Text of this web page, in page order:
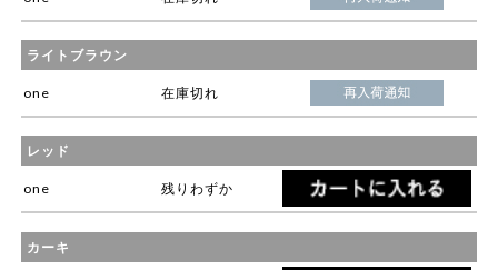
ライトブラウン
one 在庫切れ
レッド
one 残りわずか
カーキ